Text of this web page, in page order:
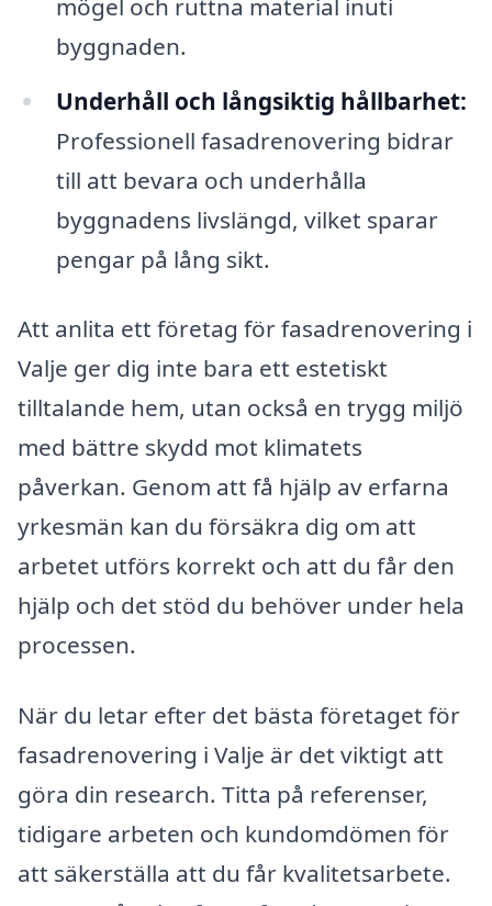
mögel och ruttna material inuti
byggnaden.
Underhåll och långsiktig hållbarhet:
Professionell fasadrenovering bidrar
till att bevara och underhålla
byggnadens livslängd, vilket sparar
pengar på lång sikt.
Att anlita ett företag för fasadrenovering i
Valje ger dig inte bara ett estetiskt
tilltalande hem, utan också en trygg miljö
med bättre skydd mot klimatets
påverkan. Genom att få hjälp av erfarna
yrkesmän kan du försäkra dig om att
arbetet utförs korrekt och att du får den
hjälp och det stöd du behöver under hela
processen.
När du letar efter det bästa företaget för
fasadrenovering i Valje är det viktigt att
göra din research. Titta på referenser,
tidigare arbeten och kundomdömen för
att säkerställa att du får kvalitetsarbete.